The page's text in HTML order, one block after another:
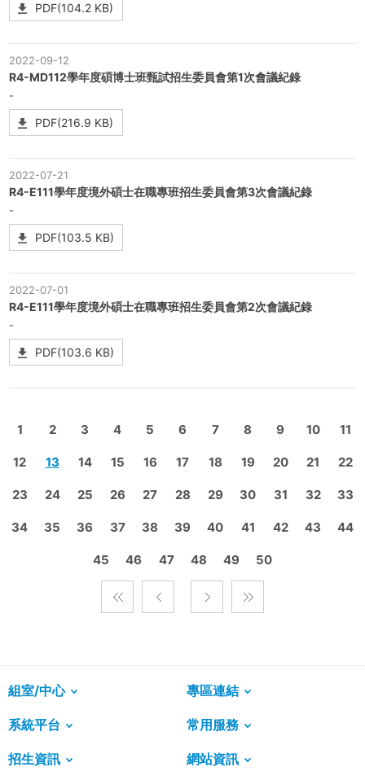
PDF(104.2 KB)
2022-09-12
R4-MD112學年度碩博士班甄試招生委員會第1次會議紀錄
-
PDF(216.9 KB)
2022-07-21
R4-E111學年度境外碩士在職專班招生委員會第3次會議紀錄
-
PDF(103.5 KB)
2022-07-01
R4-E111學年度境外碩士在職專班招生委員會第2次會議紀錄
-
PDF(103.6 KB)
1 2 3 4 5 6 7 8 9 10 11
12 13 14 15 16 17 18 19 20 21 22
23 24 25 26 27 28 29 30 31 32 33
34 35 36 37 38 39 40 41 42 43 44
45 46 47 48 49 50
組室/中心 專區連結
系統平台 常用服務
招生資訊 網站資訊